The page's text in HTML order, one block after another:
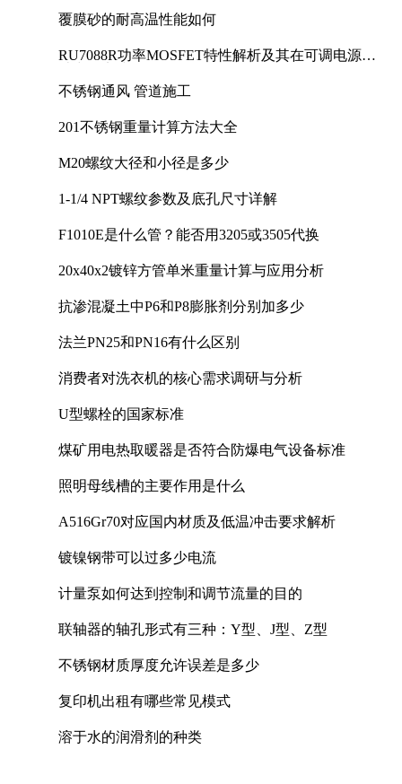
覆膜砂的耐高温性能如何
RU7088R功率MOSFET特性解析及其在可调电源设
不锈钢通风 管道施工
201不锈钢重量计算方法大全
M20螺纹大径和小径是多少
1-1/4 NPT螺纹参数及底孔尺寸详解
F1010E是什么管？能否用3205或3505代换
20x40x2镀锌方管单米重量计算与应用分析
抗渗混凝土中P6和P8膨胀剂分别加多少
法兰PN25和PN16有什么区别
消费者对洗衣机的核心需求调研与分析
U型螺栓的国家标准
煤矿用电热取暖器是否符合防爆电气设备标准
照明母线槽的主要作用是什么
A516Gr70对应国内材质及低温冲击要求解析
镀镍钢带可以过多少电流
计量泵如何达到控制和调节流量的目的
联轴器的轴孔形式有三种：Y型、J型、Z型
不锈钢材质厚度允许误差是多少
复印机出租有哪些常见模式
溶于水的润滑剂的种类